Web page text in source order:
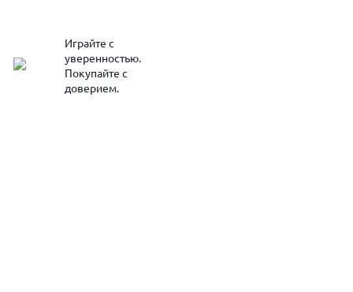
Играйте с
уверенностью.
Покупайте с
доверием.